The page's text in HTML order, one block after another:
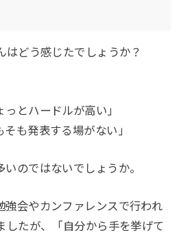
はどう感じたでしょうか？
っとハードルが高い」
も発表する場がない」
のではないでしょうか。
会やカンファレンスで行われ
したが、「自分から手を挙げて